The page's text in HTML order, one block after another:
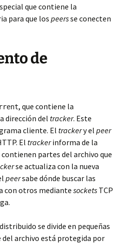
que contiene la
para que los peersse conecten
de
, que contiene la
dirección del tracker. Este
cliente. El trackery el peer
El trackerinforma de la
contienen partes del archivo que
se actualiza con la nueva
peersabe dónde buscar las
con otros mediante sockets TCP
se divide en pequeñas
del archivo está protegida por